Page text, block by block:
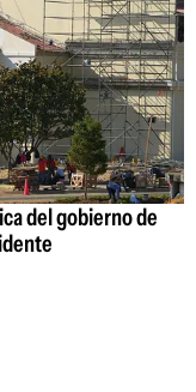
del gobierno de